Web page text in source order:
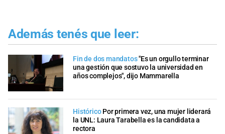
Además tenés que leer:
Fin de dos mandatos"Es un orgullo terminar
una gestión que sostuvo la universidad en
años complejos", dijo Mammarella
Histórico Por primera vez, una mujer liderará
la UNL: Laura Tarabella es la candidata a
rectora